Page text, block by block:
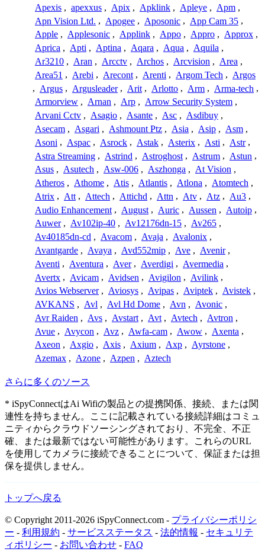
Apexis , apexxus , Apix , Apklink , Apleye , Apm ,
Apn Vision Ltd. , Apogee , Aposonic , App Cam 35 ,
Apple , Applesonic , Applink , Appo , Appro , Approx ,
Aprica , Apti , Aptina , Aqara , Aqua , Aquila ,
Ar3210 , Aran , Arcctv , Archos , Arcvision , Area ,
Area51 , Arebi , Arecont , Arenti , Argom Tech , Argos
, Argus , Argusleader , Arit , Arlotto , Arm , Arma-tech ,
Armorview , Arnan , Arp , Arrow Security System ,
Arvani Cctv , Asagio , Asante , Asc , Asdibuy ,
Asecam , Asgari , Ashmount Ptz , Asia , Asip , Asm ,
Asoni , Aspac , Asrock , Astak , Asterix , Asti , Astr ,
Astra Streaming , Astrind , Astroghost , Astrum , Astun ,
Asus , Asutech , Asw-006 , Aszhonga , At Vision ,
Atheros , Athome , Atis , Atlantis , Atlona , Atomtech ,
Atrix , Att , Attech , Attichd , Attn , Atv , Atz , Au3 ,
Audio Enhancement , August , Auric , Aussen , Autoip ,
Auwer , Av102ip-40 , Av12176dn-15 , Av265 ,
Av40185dn-cd , Avacom , Avaja , Avalonix ,
Avantgarde , Avaya , Avd552mip , Ave , Avenir ,
Aventi , Aventura , Aver , Averdigi , Avermedia ,
Avertx , Avicam , Avidsen , Avigilon , Avilink ,
Avios Webserver , Aviosys , Avipas , Aviptek , Avistek ,
AVKANS , Avl , Avl Hd Dome , Avn , Avonic ,
Avr Raiden , Avs , Avstart , Avt , Avtech , Avtron ,
Avue , Avycon , Avz , Awfa-cam , Awow , Axenta ,
Axeon , Axgio , Axis , Axium , Axp , Ayrstone ,
Azemax , Azone , Azpen , Aztech
さらに多くのソース
* iSpyConnectはAi Wifiの製品との提携関係、接続、または関
連性を持ちません。ここに記載されている接続詳細はコミュ
ニティからクラウドソーシングされており、不完全、不正
確、または最新ではない可能性があります。これらのURL
を使用してカメラに接続できることについて、保証または担
保を提供しません。
トップへ戻る
© Copyright 2011-2026 iSpyConnect.com - プライバシーポリシ
ー - 利用規約 - サービスステータス - 法的情報 - セキュリテ
ィポリシー - お問い合わせ - FAQ